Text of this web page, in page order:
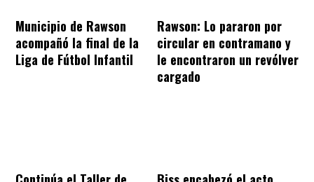
Municipio de Rawson
acompañó la final de la
Liga de Fútbol Infantil
Rawson: Lo pararon por
circular en contramano y
le encontraron un revólver
cargado